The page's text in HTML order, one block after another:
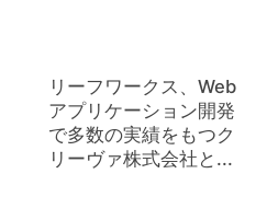
リーフワークス、Web
アプリケーション開発
で多数の実績をもつク
リーヴァ株式会社と...